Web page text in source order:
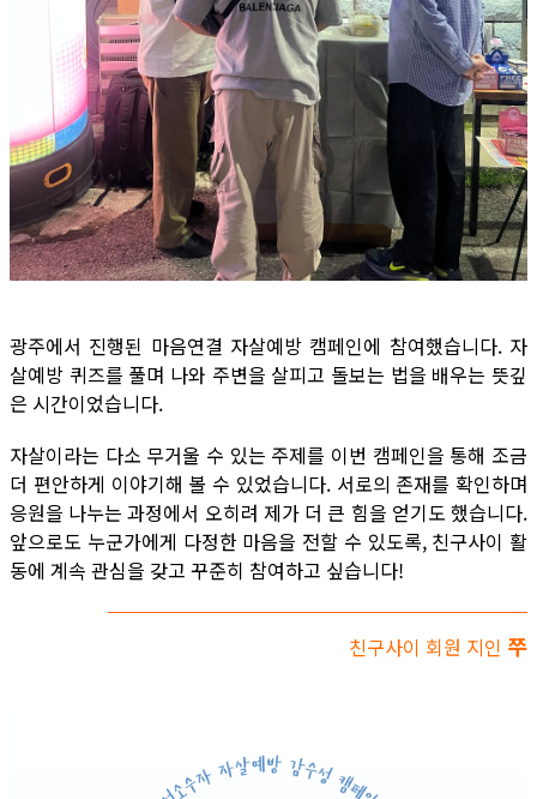
광주에서 진행된 마음연결 자살예방 캠페인에 참여했습니다. 자
살예방 퀴즈를 풀며 나와 주변을 살피고 돌보는 법을 배우는 뜻깊
은 시간이었습니다.
자살이라는 다소 무거울 수 있는 주제를 이번 캠페인을 통해 조금
더 편안하게 이야기해 볼 수 있었습니다. 서로의 존재를 확인하며
응원을 나누는 과정에서 오히려 제가 더 큰 힘을 얻기도 했습니다.
앞으로도 누군가에게 다정한 마음을 전할 수 있도록, 친구사이 활
동에 계속 관심을 갖고 꾸준히 참여하고 싶습니다!
친구사이 회원 지인 쭈